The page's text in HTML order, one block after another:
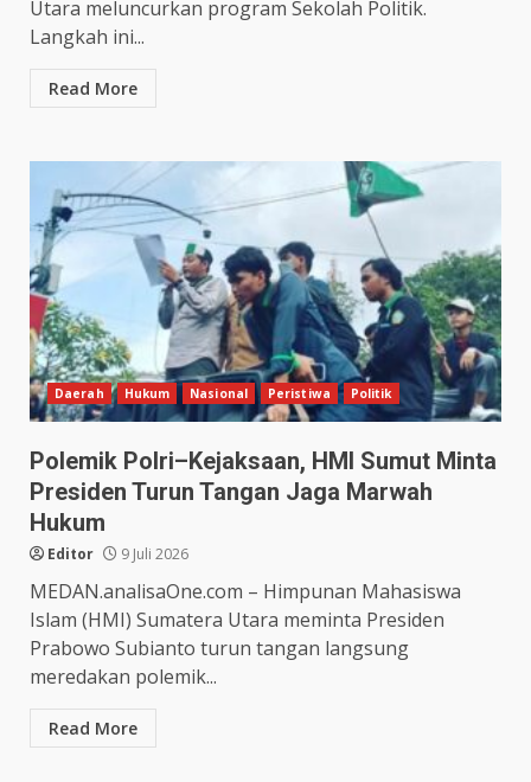
Utara meluncurkan program Sekolah Politik.
Langkah ini...
Read More
Daerah Hukum Nasional Peristiwa Politik
Polemik Polri–Kejaksaan, HMI Sumut Minta
Presiden Turun Tangan Jaga Marwah
Hukum
Editor 9 Juli 2026
MEDAN.analisaOne.com – Himpunan Mahasiswa
Islam (HMI) Sumatera Utara meminta Presiden
Prabowo Subianto turun tangan langsung
meredakan polemik...
Read More